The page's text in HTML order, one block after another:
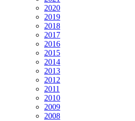
2020
2019
2018
2017
2016
2015
2014
2013
2012
2011
2010
2009
2008